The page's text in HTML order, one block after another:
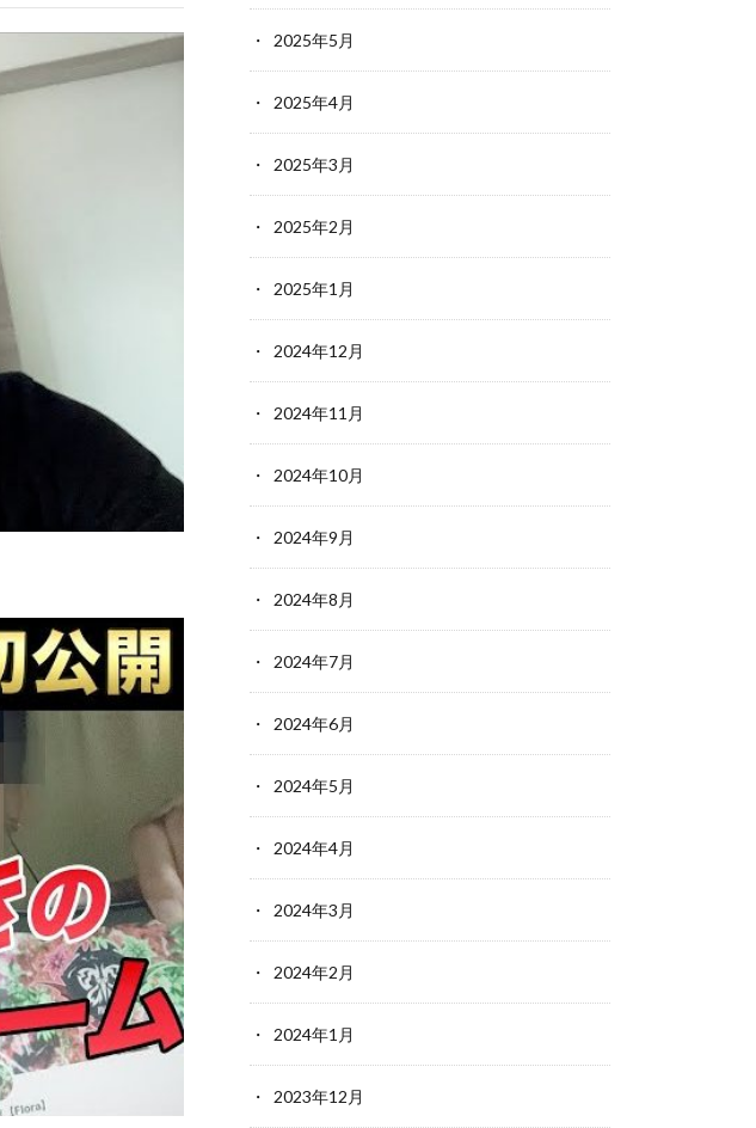
2025年5月
2025年4月
2025年3月
2025年2月
2025年1月
2024年12月
2024年11月
2024年10月
2024年9月
2024年8月
2024年7月
2024年6月
2024年5月
2024年4月
2024年3月
2024年2月
2024年1月
2023年12月